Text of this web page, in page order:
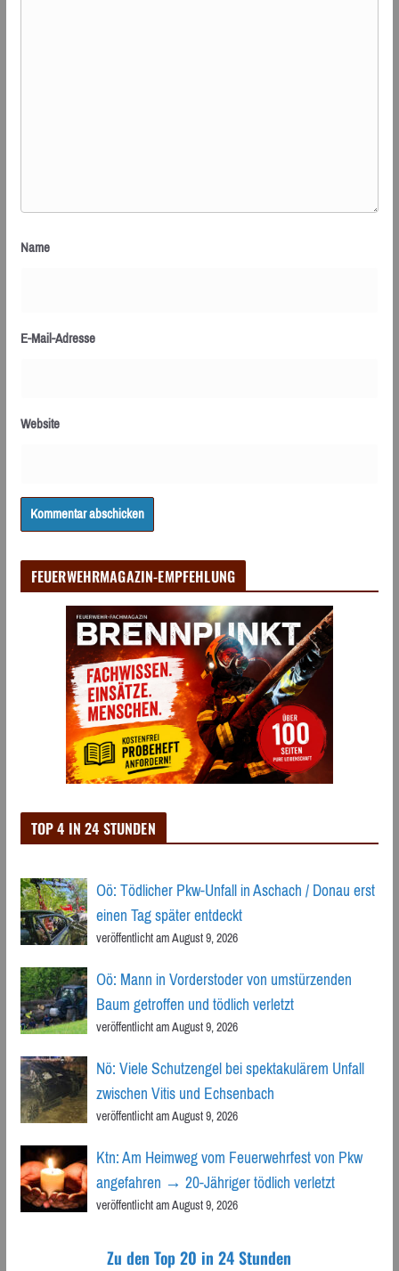
Name
E-Mail-Adresse
Website
FEUERWEHRMAGAZIN-EMPFEHLUNG
TOP 4 IN 24 STUNDEN
Oö: Tödlicher Pkw-Unfall in Aschach / Donau erst
einen Tag später entdeckt
veröffentlicht am August 9, 2026
Oö: Mann in Vorderstoder von umstürzenden
Baum getroffen und tödlich verletzt
veröffentlicht am August 9, 2026
Nö: Viele Schutzengel bei spektakulärem Unfall
zwischen Vitis und Echsenbach
veröffentlicht am August 9, 2026
Ktn: Am Heimweg vom Feuerwehrfest von Pkw
angefahren → 20-Jähriger tödlich verletzt
veröffentlicht am August 9, 2026
Zu den Top 20 in 24 Stunden